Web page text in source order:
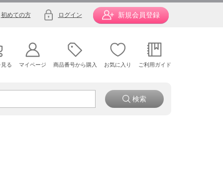
初めての方 ログイン 新規会員登録
る マイページ 商品番号から購入 お気に入り ご利用ガイド